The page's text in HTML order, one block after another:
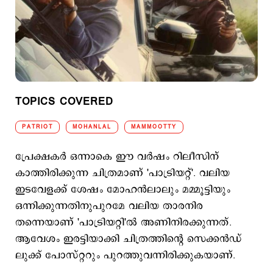
TOPICS COVERED
PATRIOT MOHANLAL MAMMOOTTY
പ്രേക്ഷകര്‍ ഒന്നാകെ ഈ വര്‍ഷം റിലീസിന്
കാത്തിരിക്കുന്ന ചിത്രമാണ് 'പാട്രിയറ്റ്'. വലിയ
ഇടവേളക്ക് ശേഷം മോഹന്‍ലാലും മമ്മൂട്ടിയും
ഒന്നിക്കുന്നതിനുപുറമേ വലിയ താരനിര
തന്നെയാണ് 'പാട്രിയറ്റി'ല്‍ അണിനിരക്കുന്നത്.
ആവേശം ഇരട്ടിയാക്കി ചിത്രത്തിന്‍റെ സെക്കന്‍ഡ്
ലുക്ക് പോസ്റ്ററും പുറത്തുവന്നിരിക്കുകയാണ്.